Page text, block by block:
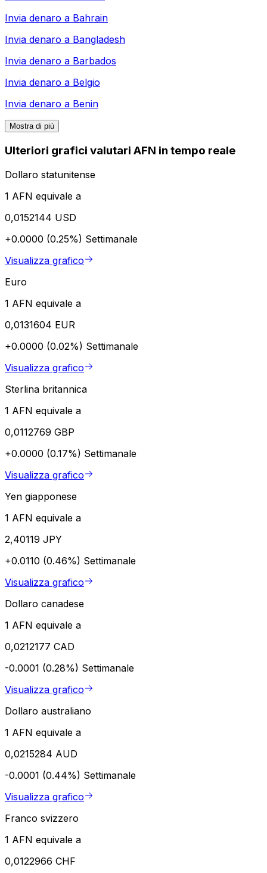
Invia denaro a Bahrain
Invia denaro a Bangladesh
Invia denaro a Barbados
Invia denaro a Belgio
Invia denaro a Benin
Mostra di più
Ulteriori grafici valutari AFN in tempo reale
Dollaro statunitense
1 AFN equivale a
0,0152144 USD
+0.0000 (0.25%) Settimanale
Visualizza grafico
Euro
1 AFN equivale a
0,0131604 EUR
+0.0000 (0.02%) Settimanale
Visualizza grafico
Sterlina britannica
1 AFN equivale a
0,0112769 GBP
+0.0000 (0.17%) Settimanale
Visualizza grafico
Yen giapponese
1 AFN equivale a
2,40119 JPY
+0.0110 (0.46%) Settimanale
Visualizza grafico
Dollaro canadese
1 AFN equivale a
0,0212177 CAD
-0.0001 (0.28%) Settimanale
Visualizza grafico
Dollaro australiano
1 AFN equivale a
0,0215284 AUD
-0.0001 (0.44%) Settimanale
Visualizza grafico
Franco svizzero
1 AFN equivale a
0,0122966 CHF